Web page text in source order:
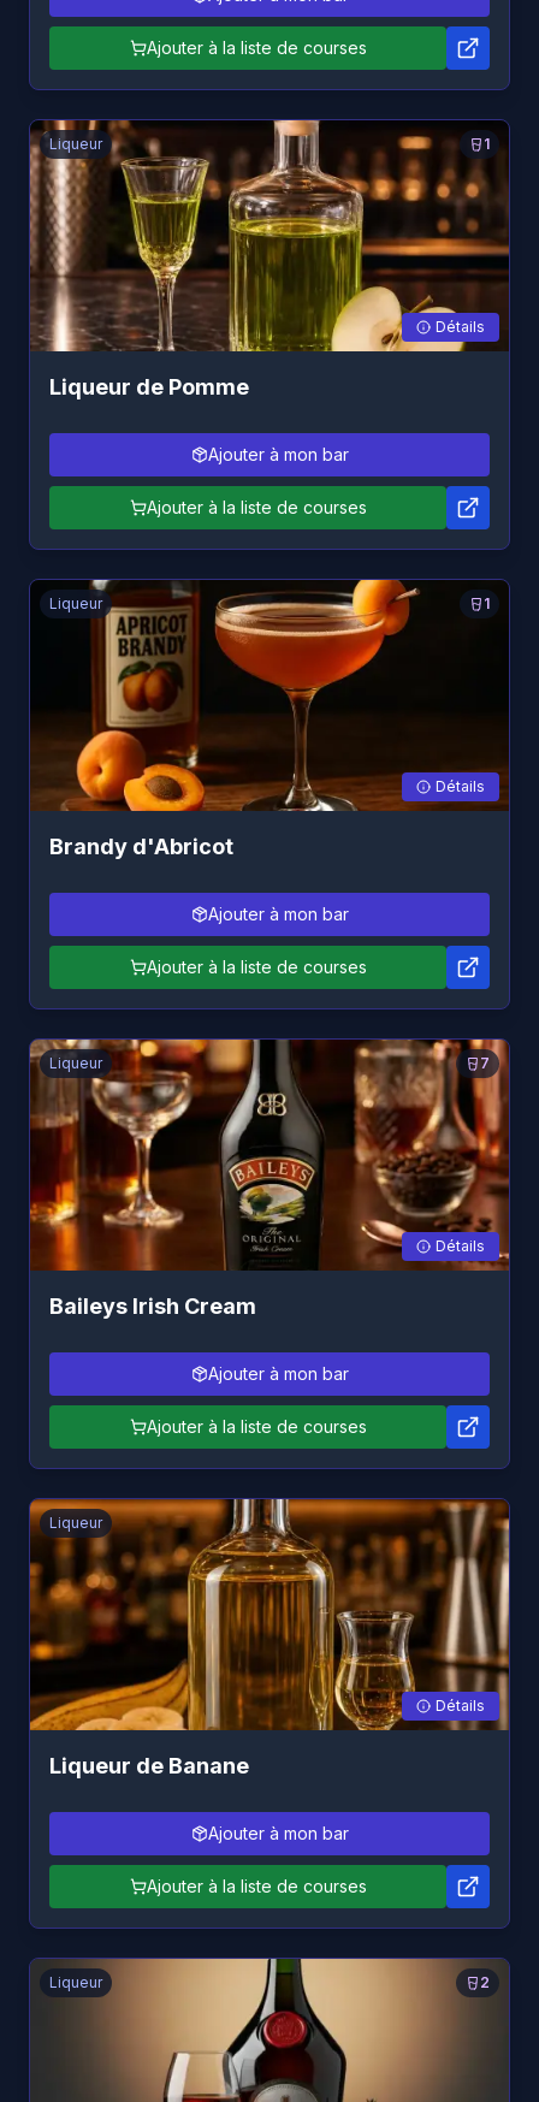
Ajouter à la liste de courses
1
Liqueur
Détails
Liqueur de Pomme
Ajouter à mon bar
Ajouter à la liste de courses
1
Liqueur
Détails
Brandy d'Abricot
Ajouter à mon bar
Ajouter à la liste de courses
7
Liqueur
Détails
Baileys Irish Cream
Ajouter à mon bar
Ajouter à la liste de courses
Liqueur
Détails
Liqueur de Banane
Ajouter à mon bar
Ajouter à la liste de courses
2
Liqueur